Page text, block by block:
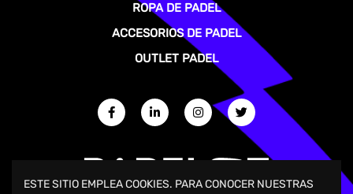
ESTE SITIO EMPLEA COOKIES. PARA CONOCER NUESTRAS
ROPA DE PADEL
ACCESORIOS DE PADEL
OUTLET PADEL